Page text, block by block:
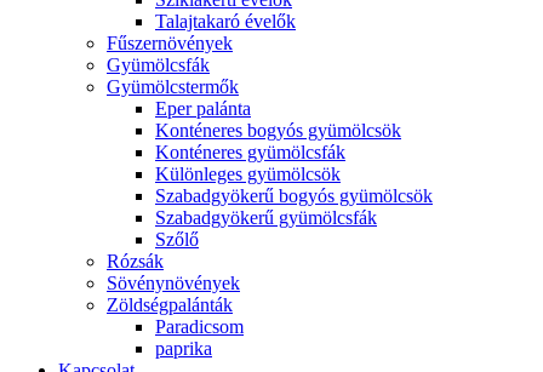
Talajtakaró évelők
Fűszernövények
Gyümölcsfák
Gyümölcstermők
Eper palánta
Konténeres bogyós gyümölcsök
Konténeres gyümölcsfák
Különleges gyümölcsök
Szabadgyökerű bogyós gyümölcsök
Szabadgyökerű gyümölcsfák
Szőlő
Rózsák
Sövénynövények
Zöldségpalánták
Paradicsom
paprika